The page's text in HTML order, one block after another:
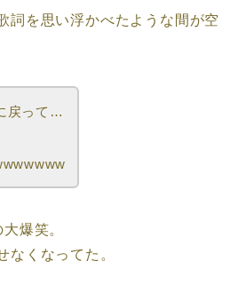
詞を思い浮かべたような間が空
戻って…
爆笑。
なくなってた。